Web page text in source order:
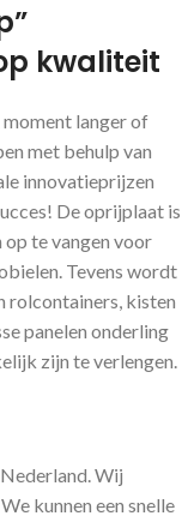
kwaliteit
langer of
met behulp van
innovatieprijzen
De oprijplaat is
te vangen voor
Tevens wordt
rolcontainers, kisten
panelen onderling
zijn te verlengen.
Wij
kunnen een snelle